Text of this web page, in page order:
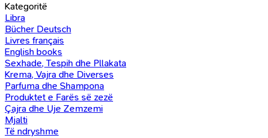
Kategoritë
Libra
Bücher Deutsch
Livres français
English books
Sexhade, Tespih dhe Pllakata
Krema, Vajra dhe Diverses
Parfuma dhe Shampona
Produktet e Farës së zezë
Çajra dhe Uje Zemzemi
Mjalti
Të ndryshme